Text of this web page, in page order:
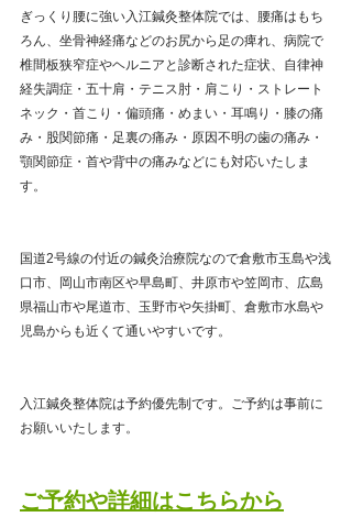
ぎっくり腰に強い入江鍼灸整体院では、腰痛はもち
ろん、坐骨神経痛などのお尻から足の痺れ、病院で
椎間板狭窄症やヘルニアと診断された症状、自律神
経失調症・五十肩・テニス肘・肩こり・ストレート
ネック・首こり・偏頭痛・めまい・耳鳴り・膝の痛
み・股関節痛・足裏の痛み・原因不明の歯の痛み・
顎関節症・首や背中の痛みなどにも対応いたしま
す。
国道2号線の付近の鍼灸治療院なので倉敷市玉島や浅
口市、岡山市南区や早島町、井原市や笠岡市、広島
県福山市や尾道市、玉野市や矢掛町、倉敷市水島や
児島からも近くて通いやすいです。
入江鍼灸整体院は予約優先制です。ご予約は事前に
お願いいたします。
ご予約や詳細はこちらから